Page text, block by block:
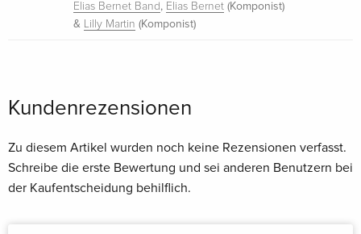
Elias Bernet Band , Elias Bernet (Komponist)
& Lilly Martin (Komponist)
Kundenrezensionen
Zu diesem Artikel wurden noch keine Rezensionen verfasst.
Schreibe die erste Bewertung und sei anderen Benutzern bei
der Kaufentscheidung behilflich.